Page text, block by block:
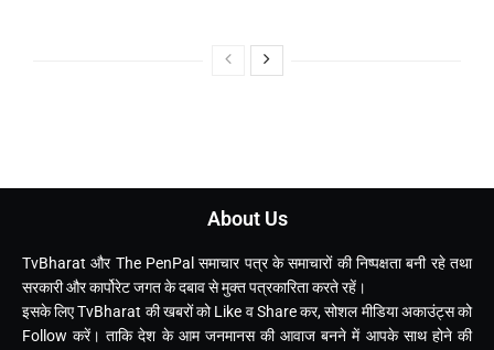
About Us
TvBharat और The PenPal समाचार पत्र के समाचारों की निष्पक्षता बनी रहे तथा
सरकारी और कार्पोरेट जगत के दबाव से मुक्त पत्रकारिता करते रहें।
इसके लिए TvBharat की खबरों को Like व Share कर, सोशल मीडिया अकाउंट्स को
Follow करें। ताकि देश के आम जनमानस की आवाज बनने में आपके साथ होने की